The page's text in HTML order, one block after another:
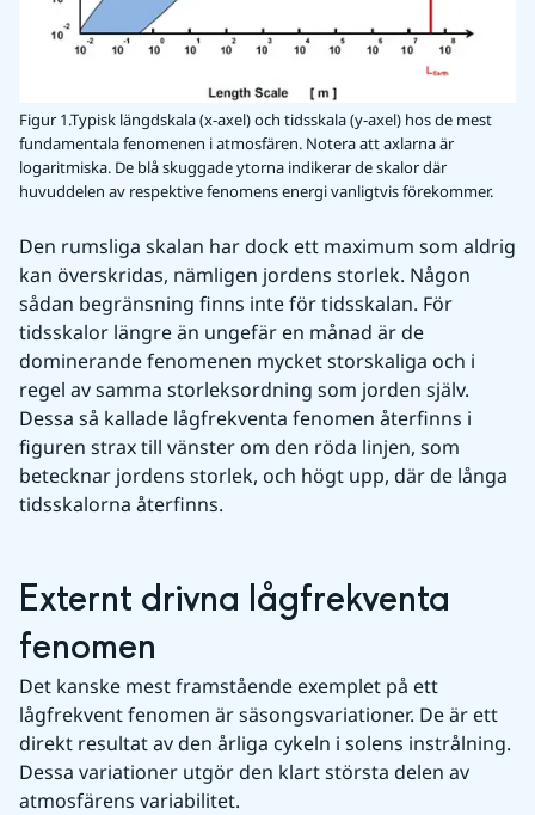
Figur 1.Typisk längdskala (x-axel) och tidsskala (y-axel) hos de mest
fundamentala fenomenen i atmosfären. Notera att axlarna är
logaritmiska. De blå skuggade ytorna indikerar de skalor där
huvuddelen av respektive fenomens energi vanligtvis förekommer.
Den rumsliga skalan har dock ett maximum som aldrig
kan överskridas, nämligen jordens storlek. Någon
sådan begränsning finns inte för tidsskalan. För
tidsskalor längre än ungefär en månad är de
dominerande fenomenen mycket storskaliga och i
regel av samma storleksordning som jorden själv.
Dessa så kallade lågfrekventa fenomen återfinns i
figuren strax till vänster om den röda linjen, som
betecknar jordens storlek, och högt upp, där de långa
tidsskalorna återfinns.
Externt drivna lågfrekventa
fenomen
Det kanske mest framstående exemplet på ett
lågfrekvent fenomen är säsongsvariationer. De är ett
direkt resultat av den årliga cykeln i solens instrålning.
Dessa variationer utgör den klart största delen av
atmosfärens variabilitet.